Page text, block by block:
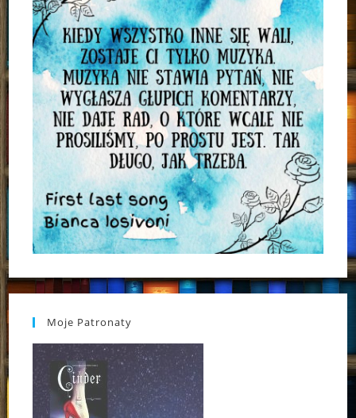
Moje Patronaty